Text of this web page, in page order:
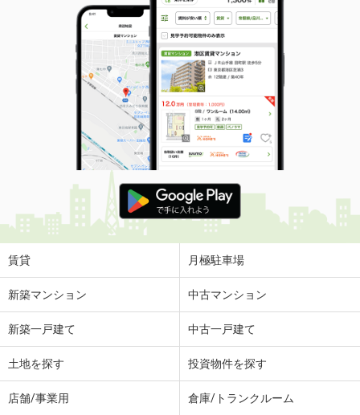
賃貸 月極駐車場
新築マンション 中古マンション
新築一戸建て 中古一戸建て
土地を探す 投資物件を探す
店舗/事業用 倉庫/トランクルーム